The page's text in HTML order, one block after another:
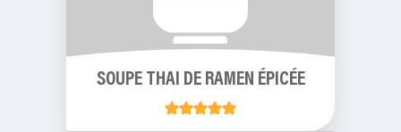
SOUPE THAI DE RAMEN ÉPICÉE